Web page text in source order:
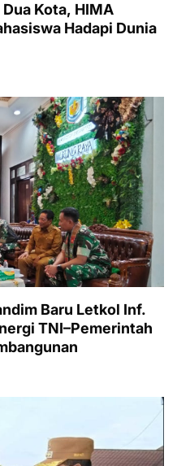
Kota, HIMA
Hadapi Dunia
Baru Letkol Inf.
TNI–Pemerintah